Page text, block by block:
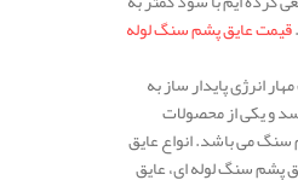
قیمت عایق پشم سنگ لوله
انرژی پایدار ساز به
می رسد و یکی از محصولات
می باشد. انواع عایق
پشم سنگ لوله ای، عایق